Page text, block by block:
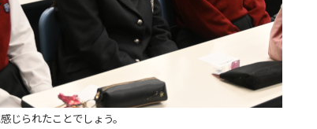
じられたことでしょう。